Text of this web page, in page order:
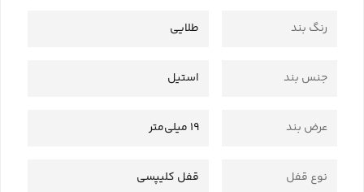
رنگ بند طلایی
جنس بند استیل
عرض بند 19 میلی‌متر
نوع قفل قفل کلیپسی